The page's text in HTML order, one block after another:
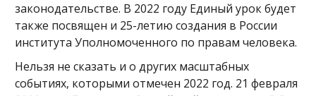
законодательстве. В 2022 году Единый урок будет
также посвящен и 25-летию создания в России
института Уполномоченного по правам человека.
Нельзя не сказать и о других масштабных
событиях, которыми отмечен 2022 год. 21 февраля